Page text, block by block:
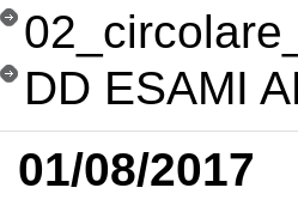
DD ESAMI
01/08/2017